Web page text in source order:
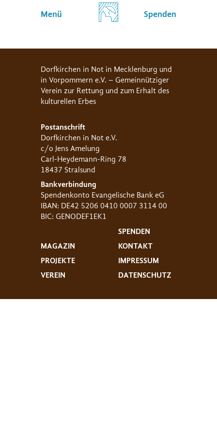
Menü Spenden
Dorfkirchen in Not in Mecklenburg und
in Vorpommern e.V. – Gemeinnütziger
Verein zur Rettung und zum Erhalt des
kulturellen Erbes
Postanschrift
Dorfkirchen in Not e.V.
c/o Jens Amelung
Carl-Heydemann-Ring 78
18437 Stralsund
Bankverbindung
Spendenkonto Evangelische Bank eG
IBAN: DE42 5206 0410 0007 3114 00
BIC: GENODEF1EK1
MAGAZIN
PROJEKTE
VEREIN
SPENDEN
KONTAKT
IMPRESSUM
DATENSCHUTZ